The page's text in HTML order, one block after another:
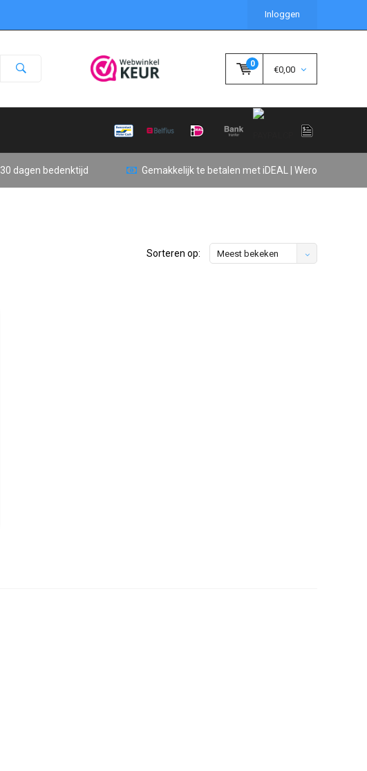
Inloggen
0
€0,00
30 dagen bedenktijd Gemakkelijk te betalen met iDEAL | Wero
Sorteren op: Meest bekeken